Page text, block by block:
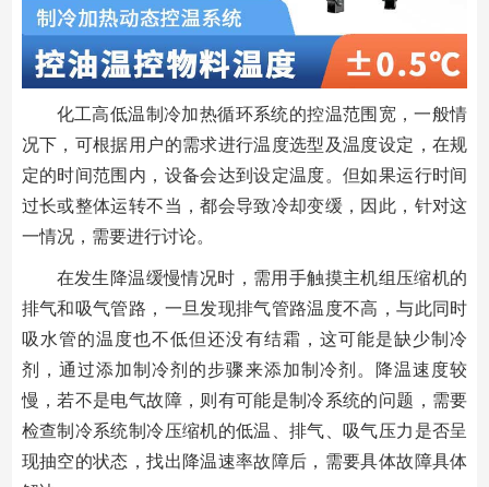
化工高低温制冷加热循环系统的控温范围宽，一般情
况下，可根据用户的需求进行温度选型及温度设定，在规
定的时间范围内，设备会达到设定温度。但如果运行时间
过长或整体运转不当，都会导致冷却变缓，因此，针对这
一情况，需要进行讨论。
在发生降温缓慢情况时，需用手触摸主机组压缩机的
排气和吸气管路，一旦发现排气管路温度不高，与此同时
吸水管的温度也不低但还没有结霜，这可能是缺少制冷
剂，通过添加制冷剂的步骤来添加制冷剂。降温速度较
慢，若不是电气故障，则有可能是制冷系统的问题，需要
检查制冷系统制冷压缩机的低温、排气、吸气压力是否呈
现抽空的状态，找出降温速率故障后，需要具体故障具体